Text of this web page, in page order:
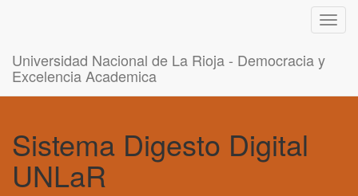
Universidad Nacional de La Rioja - Democracia y
Excelencia Academica
Sistema Digesto Digital
UNLaR